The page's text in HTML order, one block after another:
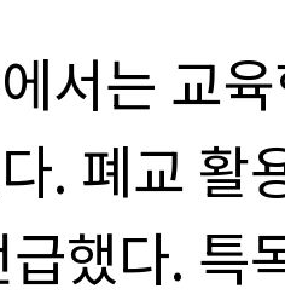
서는 교
. 폐교 활
했다. 특